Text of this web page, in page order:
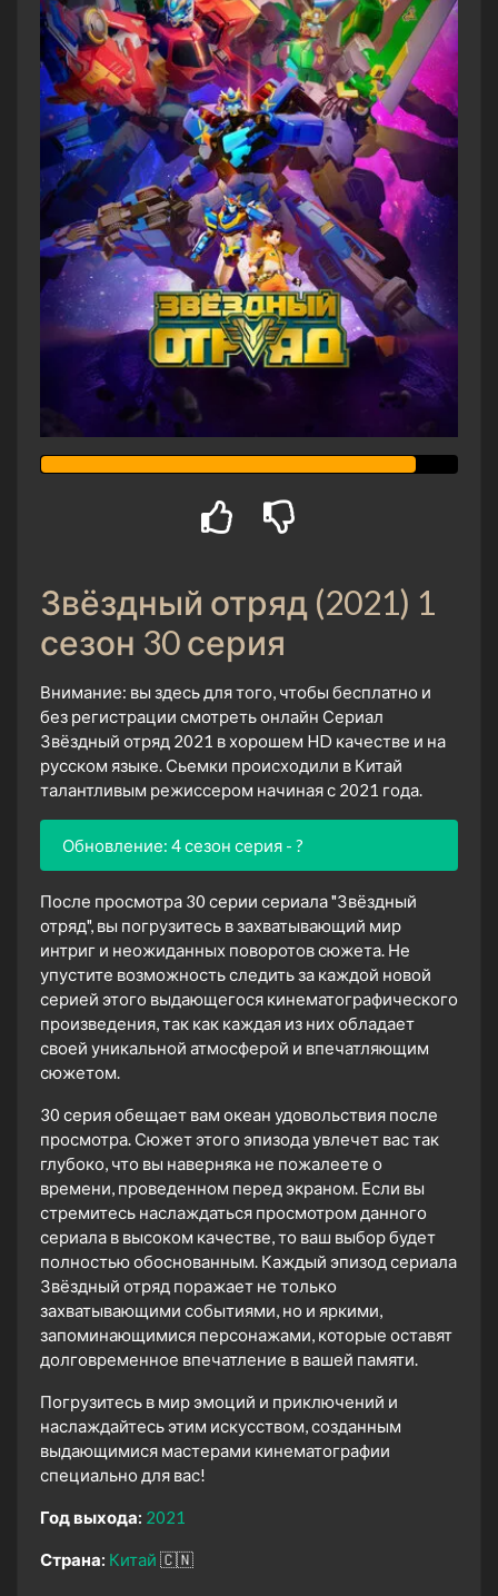
Звёздный отряд (2021) 1
сезон 30 серия
Внимание: вы здесь для того, чтобы бесплатно и
без регистрации смотреть онлайн Сериал
Звёздный отряд 2021 в хорошем HD качестве и на
русском языке. Сьемки происходили в Китай
талантливым режиссером начиная с 2021 года.
Обновление: 4 сезон серия - ?
После просмотра 30 серии сериала "Звёздный
отряд", вы погрузитесь в захватывающий мир
интриг и неожиданных поворотов сюжета. Не
упустите возможность следить за каждой новой
серией этого выдающегося кинематографического
произведения, так как каждая из них обладает
своей уникальной атмосферой и впечатляющим
сюжетом.
30 серия обещает вам океан удовольствия после
просмотра. Сюжет этого эпизода увлечет вас так
глубоко, что вы наверняка не пожалеете о
времени, проведенном перед экраном. Если вы
стремитесь наслаждаться просмотром данного
сериала в высоком качестве, то ваш выбор будет
полностью обоснованным. Каждый эпизод сериала
Звёздный отряд поражает не только
захватывающими событиями, но и яркими,
запоминающимися персонажами, которые оставят
долговременное впечатление в вашей памяти.
Погрузитесь в мир эмоций и приключений и
наслаждайтесь этим искусством, созданным
выдающимися мастерами кинематографии
специально для вас!
Год выхода: 2021
Страна: Китай 🇨🇳